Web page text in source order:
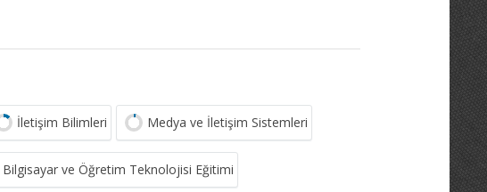
İletişim Bilimleri Medya ve İletişim Sistemleri
Bilgisayar ve Öğretim Teknolojisi Eğitimi